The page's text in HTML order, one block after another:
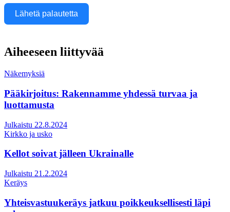
Lähetä palautetta
Aiheeseen liittyvää
Näkemyksiä
Pääkirjoitus: Rakennamme yhdessä turvaa ja
luottamusta
Julkaistu 22.8.2024
Kirkko ja usko
Kellot soivat jälleen Ukrainalle
Julkaistu 21.2.2024
Keräys
Yhteisvastuukeräys jatkuu poikkeuksellisesti läpi